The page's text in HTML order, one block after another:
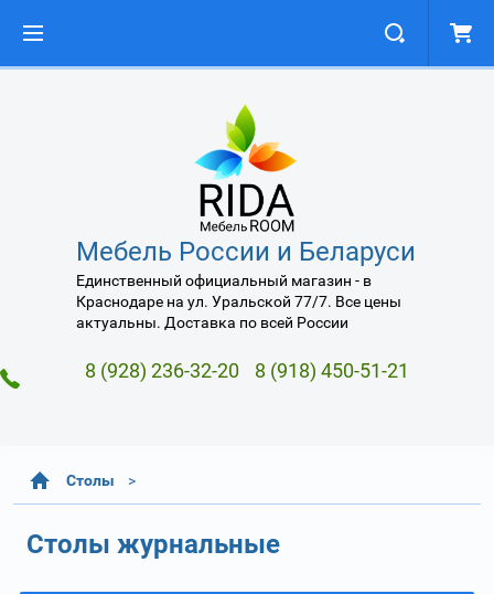
Мебель России и Беларуси
Единственный официальный магазин - в
Краснодаре на ул. Уральской 77/7. Все цены
актуальны. Доставка по всей России
8 (928) 236-32-20 8 (918) 450-51-21
Столы
Столы журнальные